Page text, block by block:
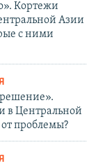
Кортежи
Азии
с ними
в Центральной
проблемы?